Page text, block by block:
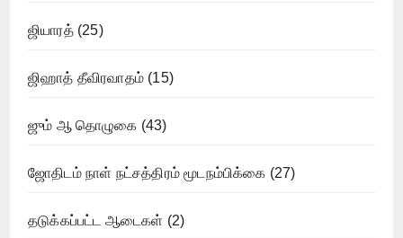
ஜியாரத்(25)
ஜிஹாத் தீவிரவாதம் (15)
ஜும் ஆ தொழுகை (43)
ஜோதிடம் நாள் நட்சத்திரம் மூடநம்பிக்கை (27)
தடுக்கப்பட்ட ஆடைகள் (2)